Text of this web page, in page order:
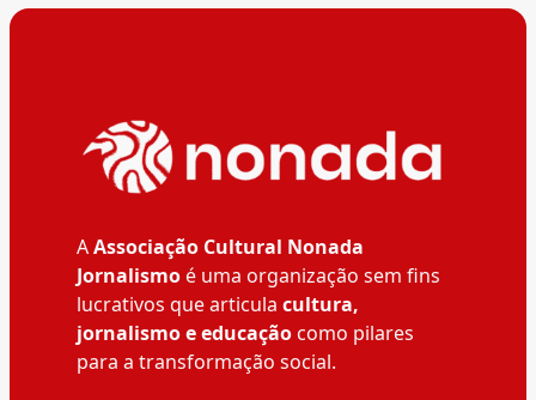
AAssociação Cultural Nonada
Jornalismoé uma organização sem fins
lucrativos que articula cultura,
jornalismo e educaçãocomo pilares
para a transformação social.